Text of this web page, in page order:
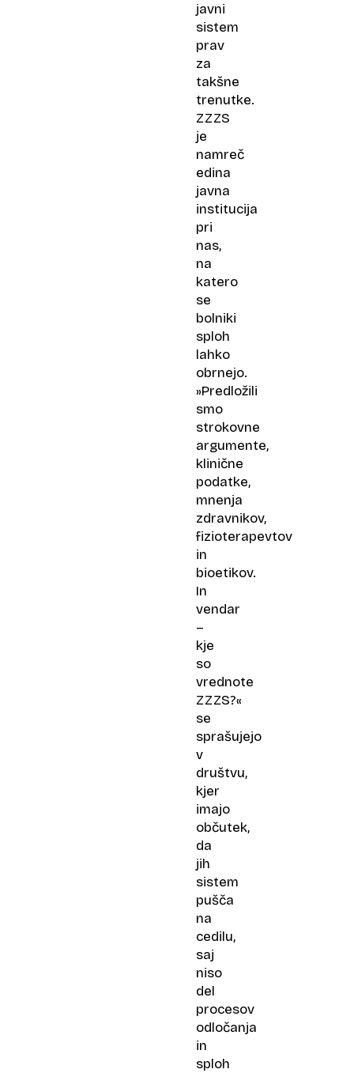
javni
sistem
prav
za
takšne
trenutke.
ZZZS
je
namreč
edina
javna
institucija
pri
nas,
na
katero
se
bolniki
sploh
lahko
obrnejo.
»Predložili
smo
strokovne
argumente,
klinične
podatke,
mnenja
zdravnikov,
fizioterapevtov
in
bioetikov.
In
vendar
–
kje
so
vrednote
ZZZS?«
se
sprašujejo
v
društvu,
kjer
imajo
občutek,
da
jih
sistem
pušča
na
cedilu,
saj
niso
del
procesov
odločanja
in
sploh